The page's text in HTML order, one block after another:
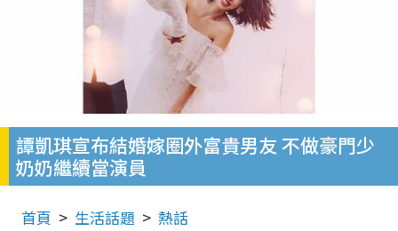
譚凱琪宣布結婚嫁圈外富貴男友 不做豪門少
奶奶繼續當演員
首頁 生活話題 熱話